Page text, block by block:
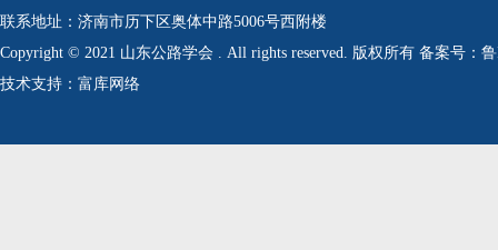
联系地址：济南市历下区奥体中路5006号西附楼
Copyright © 2021 山东公路学会 . All rights reserved. 版权所有 备案号：鲁
技术支持：富库网络